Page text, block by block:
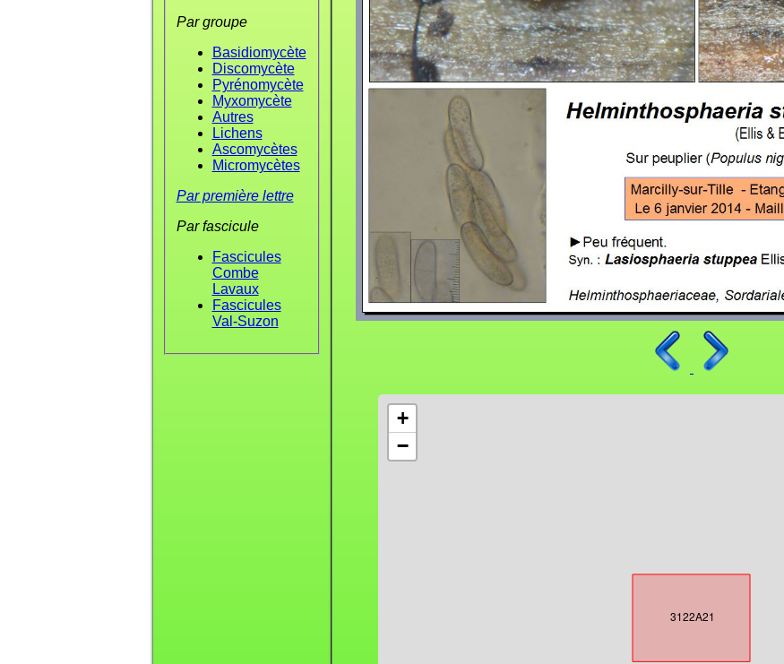
Par groupe
Basidiomycète
Discomycète
Pyrénomycète
Myxomycète
Autres
Lichens
Ascomycètes
Micromycètes
Par première lettre
Par fascicule
Fascicules
Combe
Lavaux
Fascicules
Val-Suzon
3122A21
+
−